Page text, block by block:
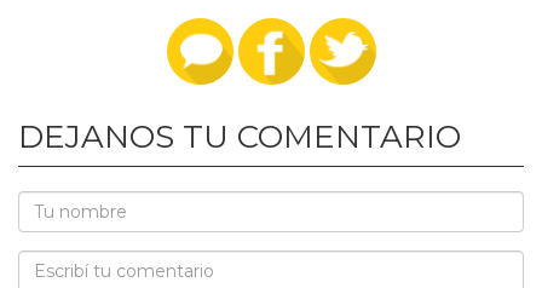
DEJANOS TU COMENTARIO